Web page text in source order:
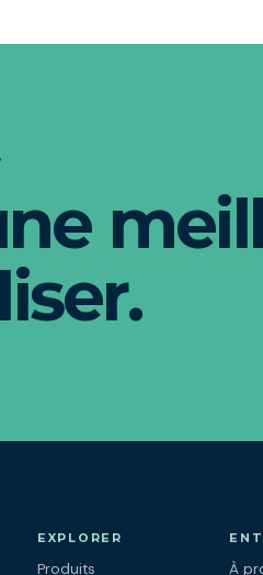
EXPLORER
Produits À